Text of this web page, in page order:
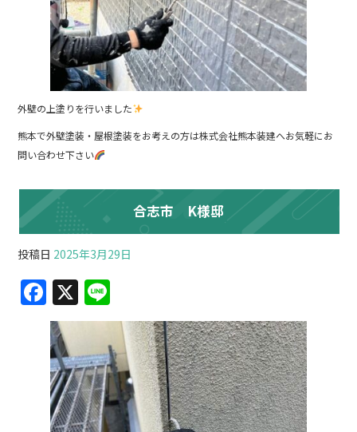
外壁の上塗りを行いました
熊本で外壁塗装・屋根塗装をお考えの方は株式会社熊本装建へお気軽にお
問い合わせ下さい
合志市 K様邸
投稿日 2025年3月29日
F
a
c
e
b
o
X
n
e